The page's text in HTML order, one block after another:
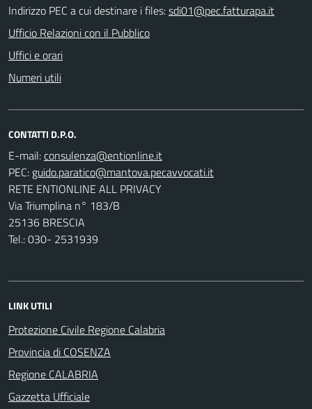
Indirizzo PEC a cui destinare i files:sdi01@pec.fatturapa.it
Ufficio Relazioni con il Pubblico
Uffici e orari
Numeri utili
CONTATTI D.P.O.
E-mail:
PEC:
RETE ENTIONLINE ALL PRIVACY
Via Triumplina n° 183/B
25136 BRESCIA
Tel.: 030- 2531939
LINK UTILI
Protezione Civile Regione Calabria
Provincia di COSENZA
Regione CALABRIA
Gazzetta Ufficiale